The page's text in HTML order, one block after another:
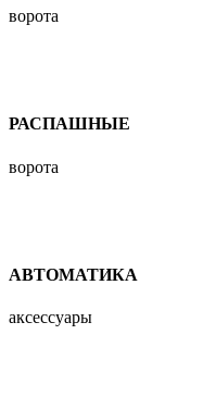
ворота
РАСПАШНЫЕ
ворота
АВТОМАТИКА
аксессуары